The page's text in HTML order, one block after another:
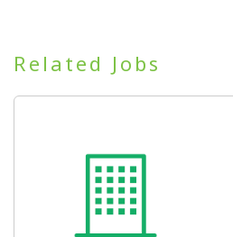
Related Jobs